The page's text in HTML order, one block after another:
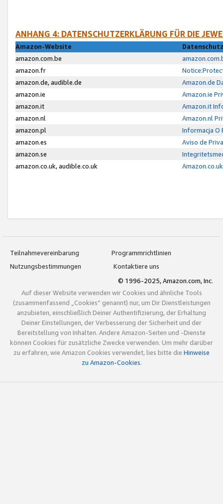
ANHANG 4: DATENSCHUTZERKLÄRUNG FÜR DIE
Amazon-Website
amazon.com.be
amazon.fr
amazon.de, audible.de
Amazon.de
amazon.ie
Amazon.ie
amazon.it
Amazon.it
amazon.nl
Amazon.nl
amazon.pl
Informacja O
amazon.es
Aviso de
amazon.se
amazon.co.uk, audible.co.uk
Teilnahmevereinbarung
Programmrichtlinien
Nutzungsbestimmungen
Kontaktiere uns
© 1996-2025, Amazon.com, Inc.
Auf dieser Website verwenden wir Cookies und ähnliche Tools
(zusammenfassend „Cookies“ genannt) nur, um Dir Dienstleistungen
anzubieten, einschließlich Deiner Authentifizierung, der Erhaltung
Deiner Einstellungen, der Verbesserung der Sicherheit und der
Bereitstellung von Inhalten. Andere Amazon-Seiten und -Dienste
können Cookies für zusätzliche Zwecke verwenden. Um mehr darüber
zu erfahren, wie Amazon Cookies verwendet, lies bitte die Hinweise
zu Amazon-Cookies.